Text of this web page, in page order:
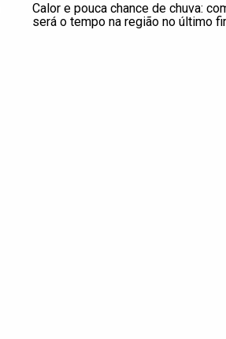
Calor e pouca chance de chuva:
será o tempo na região no último